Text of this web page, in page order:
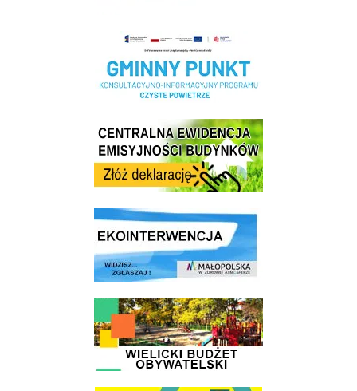
Realizacja Programu Czyste Powietrze w Gminie Wieliczka
Centrala Ewidencja Emisyjności Budynków - złóż deklarację
link do strony ekointerwencja dot.- powietrza
link do strony - Wielicki Budżet Obywatelski